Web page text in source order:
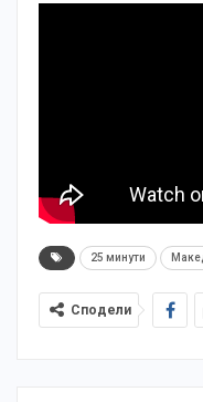
25 минути
Сподели